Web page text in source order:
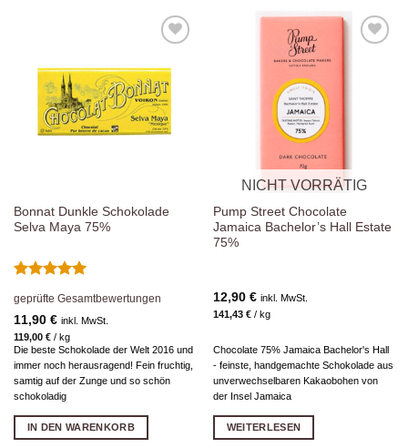
Wunschliste
hinzufügen
Bonnat Dunkle Schokolade
Selva Maya 75%
mit5von
5
geprüfte Gesamtbewertungen
11,90 € inkl. MwSt.
119,00 €/ kg
Die beste Schokolade der Welt 2016 und
immer noch herausragend! Fein fruchtig,
samtig auf der Zunge und so schön
schokoladig
IN DEN WARENKORB
NICHT VORRÄTIG
Pump Street Chocolate
Jamaica Bachelor’s Hall Estate
75%
12,90 € inkl. MwSt.
141,43 €/ kg
Chocolate 75% Jamaica Bachelor's Hall
- feinste, handgemachte Schokolade aus
unverwechselbaren Kakaobohen von
der Insel Jamaica
WEITERLESEN